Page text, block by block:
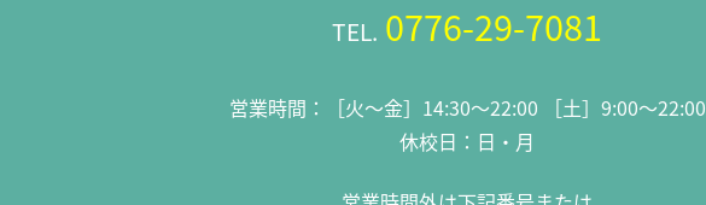
TEL. 0776-29-7081
営業時間：［火～金］14:30～22:00
［土］9:00～22:00
休校日：日・月